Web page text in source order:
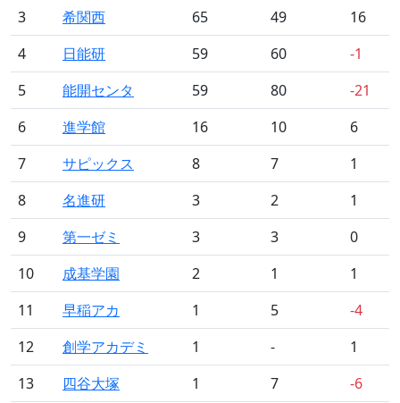
3
希関西 65 49
16
4
日能研 59 60
-1
5
能開センタ 59 80
-21
6
進学館 16 10
6
7
サピックス 8 7
1
8
名進研 3 2
1
9
第一ゼミ 3 3
0
10
成基学園 2 1
1
11
早稲アカ 1 5
-4
12
創学アカデミ 1 -
1
13
四谷大塚 1 7 -6